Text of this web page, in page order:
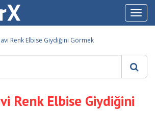
Renk Elbise Giydiğini Görmek
Renk Elbise Giydiğini